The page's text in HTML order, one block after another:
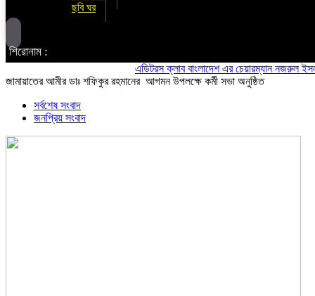
ছবি ঘর
শিরোনাম :
এডিটরস ক্লাব বাংলাদেশ এর চেয়ারম্যান নজরুল ইসলাম
জামায়াতের আমীর ডাঃ শফিকুর রহমানের আগমন উপলক্ষে কর্মী সভা অনুষ্ঠিত
সর্বশেষ সংবাদ
জনপ্রিয় সংবাদ